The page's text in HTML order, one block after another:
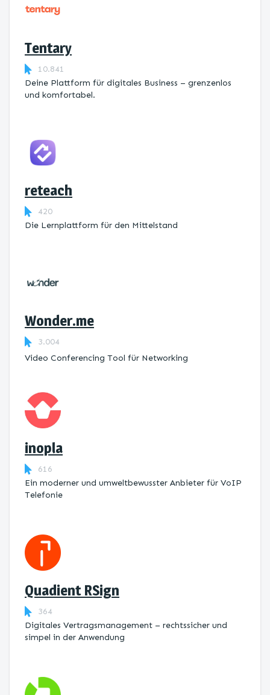
Tentary
10.841
Deine Plattform für digitales Business – grenzenlos
und komfortabel.
reteach
420
Die Lernplattform ​für den Mittelstand
Wonder.me
3.004
Video Conferencing Tool für Networking
inopla
616
Ein moderner und umweltbewusster Anbieter für VoIP
Telefonie
Quadient RSign
364
Digitales Vertragsmanagement – rechtssicher und
simpel in der Anwendung